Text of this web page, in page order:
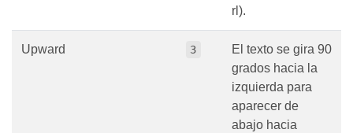
rl).
Upward 3
El texto se gira 90
grados hacia la
izquierda para
aparecer de
abajo hacia